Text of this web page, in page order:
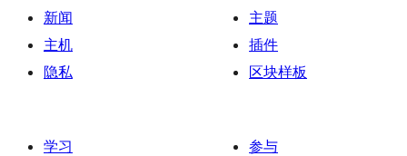
新闻
主机
隐私
主题
插件
区块样板
学习
参与